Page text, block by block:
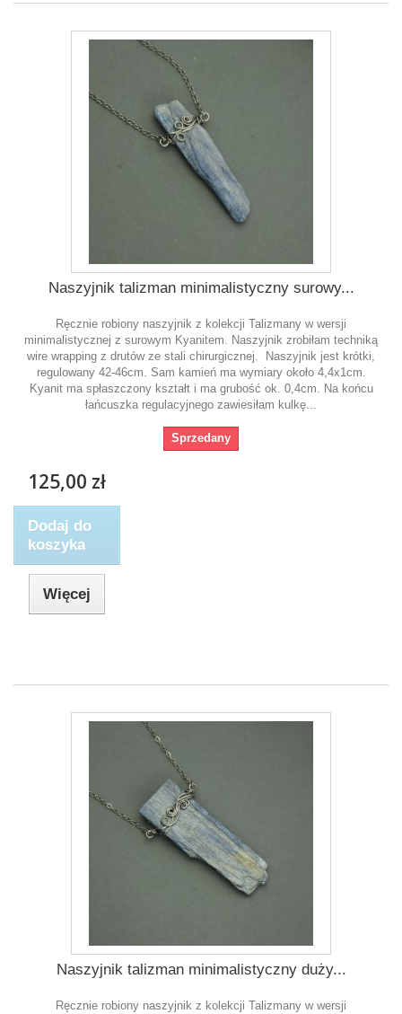
Naszyjnik talizman minimalistyczny surowy...
Ręcznie robiony naszyjnik z kolekcji Talizmany w wersji
minimalistycznej z surowym Kyanitem. Naszyjnik zrobiłam techniką
wire wrapping z drutów ze stali chirurgicznej. Naszyjnik jest krótki,
regulowany 42-46cm. Sam kamień ma wymiary około 4,4x1cm.
Kyanit ma spłaszczony kształt i ma grubość ok. 0,4cm. Na końcu
łańcuszka regulacyjnego zawiesiłam kulkę...
Sprzedany
125,00 zł
Dodaj do
koszyka
Więcej
Naszyjnik talizman minimalistyczny duży...
Ręcznie robiony naszyjnik z kolekcji Talizmany w wersji